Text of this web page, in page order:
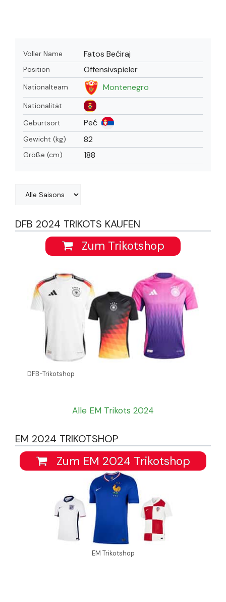
Voller Name Fatos Bećiraj
Position Offensivspieler
Nationalteam Montenegro
Nationalität
Geburtsort
Peć
Gewicht (kg) 82
Größe (cm) 188
DFB 2024 TRIKOTS KAUFEN
Zum Trikotshop
DFB-Trikotshop
Alle EM Trikots 2024
EM 2024 TRIKOTSHOP
Zum EM 2024 Trikotshop
EM Trikotshop